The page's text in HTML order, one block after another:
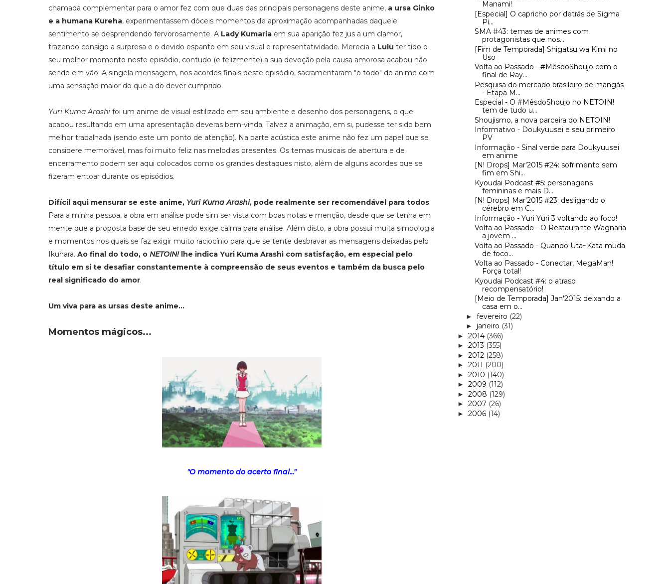
chamada complementar para o amor fez com que duas das principais personagens deste anime, a ursa Ginko
e a humana Kureha, experimentassem dóceis momentos de aproximação acompanhadas daquele
sentimento se desprendendo fervorosamente. A Lady Kumaria em sua aparição fez jus a um clamor,
trazendo consigo a surpresa e o devido espanto em seu visual e representatividade. Merecia a Lulu ter tido o
seu melhor momento neste episódio, contudo (e felizmente) a sua devoção pela causa amorosa acabou não
sendo em vão. A singela mensagem, nos acordes finais deste episódio, sacramentaram "o todo" do anime com
uma sensação maior do que a do dever cumprido.
Yuri Kuma Arashi foi um anime de visual estilizado em seu ambiente e desenho dos personagens, o que
acabou resultando em uma apresentação deveras bem-vinda. Talvez a animação, em si, pudesse ter sido bem
melhor trabalhada (sendo este um ponto de atenção). Na parte acústica este anime não fez um papel que se
considere memorável, mas foi muito feliz nas melodias presentes. Os temas musicais de abertura e de
encerramento podem ser aqui colocados como os grandes destaques nisto, além de alguns acordes que se
fizeram entoar durante os episódios.
Difícil aqui mensurar se este anime, Yuri Kuma Arashi, pode realmente ser recomendável para todos.
Para a minha pessoa, a obra em análise pode sim ser vista com boas notas e menção, desde que se tenha em
mente que a proposta base de seu enredo exige calma para análise. Além disto, a obra possui muita simbologia
e momentos nos quais se faz exigir muito raciocínio para que se tente desbravar as mensagens deixadas pelo
Ikuhara. Ao final do todo, o NETOIN!lhe indica Yuri Kuma Arashi com satisfação, em especial pelo
título em si te desafiar constantemente à compreensão de seus eventos e também da busca pelo
real significado do amor.
Um viva para as ursas deste anime...
Momentos mágicos...
"O momento do acerto final..."
Manami!
[Especial] O capricho por detrás de Sigma
Pi...
SMA #43: temas de animes com
protagonistas que nos...
[Fim de Temporada] Shigatsu wa Kimi no
Uso
Volta ao Passado - #MêsdoShoujo com o
final de Ray...
Pesquisa do mercado brasileiro de mangás
- Etapa M...
Especial - O #MêsdoShoujo no NETOIN!
tem de tudo u...
Shoujismo, a nova parceira do NETOIN!
Informativo - Doukyuusei e seu primeiro
PV
Informação - Sinal verde para Doukyuusei
em anime
[N! Drops] Mar'2015 #24: sofrimento sem
fim em Shi...
Kyoudai Podcast #5: personagens
femininas e mais D...
[N! Drops] Mar'2015 #23: desligando o
cérebro em C...
Informação - Yuri Yuri 3 voltando ao foco!
Volta ao Passado - O Restaurante Wagnaria
a jovem ...
Volta ao Passado - Quando Uta~Kata muda
de foco...
Volta ao Passado - Conectar, MegaMan!
Força total!
Kyoudai Podcast #4: o atraso
recompensatório!
[Meio de Temporada] Jan'2015: deixando a
casa em o...
► fevereiro (22)
► janeiro (31)
► 2014 (366)
► 2013 (355)
► 2012 (258)
► 2011 (200)
► 2010 (140)
► 2009 (112)
► 2008 (129)
► 2007 (26)
► 2006 (14)